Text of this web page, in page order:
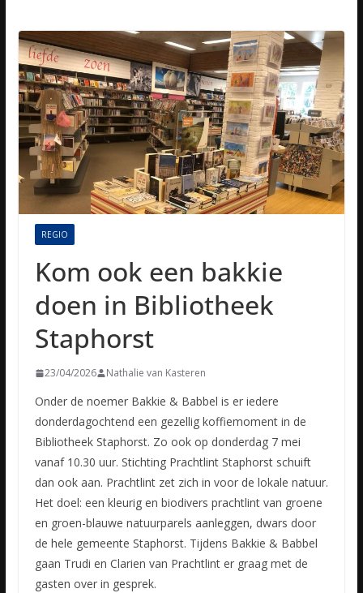
REGIO
Kom ook een bakkie
doen in Bibliotheek
Staphorst
23/04/2026 Nathalie van Kasteren
Onder de noemer Bakkie & Babbel is er iedere
donderdagochtend een gezellig koffiemoment in de
Bibliotheek Staphorst. Zo ook op donderdag 7 mei
vanaf 10.30 uur. Stichting Prachtlint Staphorst schuift
dan ook aan. Prachtlint zet zich in voor de lokale natuur.
Het doel: een kleurig en biodivers prachtlint van groene
en groen-blauwe natuurparels aanleggen, dwars door
de hele gemeente Staphorst. Tijdens Bakkie & Babbel
gaan Trudi en Clarien van Prachtlint er graag met de
gasten over in gesprek.